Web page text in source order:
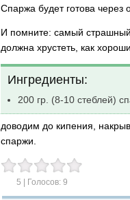
Спаржа будет готова через
И помните: самый страшный
должна хрустеть, как
Ингредиенты:
200 гр. (8-10 стеблей)
доводим до кипения,
спаржи.
5 | Голосов: 9